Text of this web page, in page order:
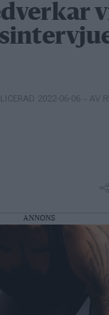
2022-06-06 – AV
ANNONS